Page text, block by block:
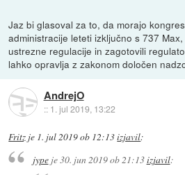
Jaz bi glasoval za to, da morajo
administracije leteti izključno s 737
ustrezne regulacije in zagotovili
lahko opravlja z zakonom določen
AndrejO
:: 1. jul 2019, 13:22
Fritz je 1. jul 2019 ob 12:13izjavil:
jypeje30. jun 2019 ob 21:13izjavil: